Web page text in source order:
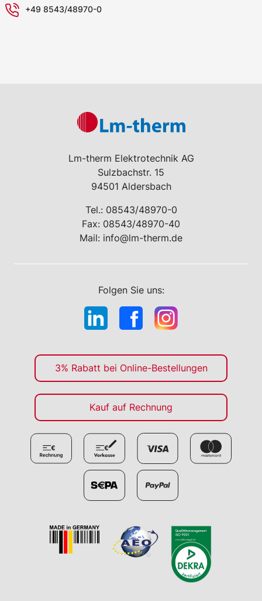
+49 8543/48970-0
Lm-therm Elektrotechnik AG
Sulzbachstr. 15
94501 Aldersbach
Tel.: 08543/48970-0
Fax: 08543/48970-40
Mail: info@lm-therm.de
Folgen Sie uns:
3% Rabatt bei Online-Bestellungen
Kauf auf Rechnung